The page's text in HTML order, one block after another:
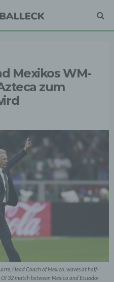
Mexikos WM-
zum
Head Coach of Mexico, waves at half-
32 match between Mexico and Ecuador